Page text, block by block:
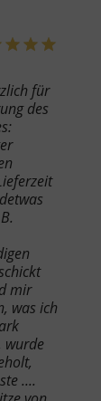
für
des
mir
was ich
wurde
....